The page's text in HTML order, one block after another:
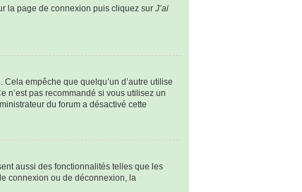
la page de connexion puis cliquez sur J’ai
empêche que quelqu’un d’autre utilise
n’est pas recommandé si vous utilisez un
du forum a désactivé cette
aussi des fonctionnalités telles que les
connexion ou de déconnexion, la